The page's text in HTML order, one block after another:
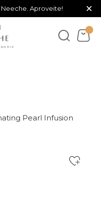
Aproveite! ×
Pearl Infusion